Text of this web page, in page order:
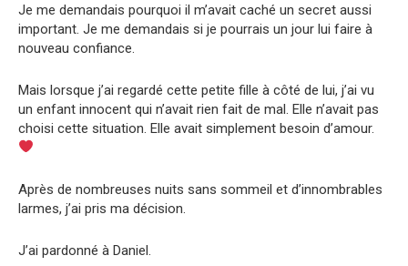
Je me demandais pourquoi il m’avait caché un secret aussi
important. Je me demandais si je pourrais un jour lui faire à
nouveau confiance.
Mais lorsque j’ai regardé cette petite fille à côté de lui, j’ai vu
un enfant innocent qui n’avait rien fait de mal. Elle n’avait pas
choisi cette situation. Elle avait simplement besoin d’amour.
Après de nombreuses nuits sans sommeil et d’innombrables
larmes, j’ai pris ma décision.
J’ai pardonné à Daniel.